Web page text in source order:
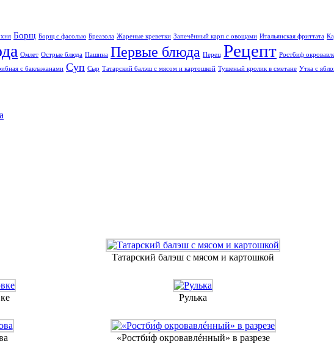
Борщ Борщ с фасолью Бреазола Жареные креветки Запечённый карп с овощами Итальянская фриттата
Омлет Острые блюда Пашина Первые блюда Перец Рецепт Ростбиф
с баклажанами Суп Сыр Татарский балэш с мясом и картошкой Тушеный кролик в сметане Утка с
Татарский балэш с мясом и картошкой
Рулька
«Ростби́ф окровавлéнный» в разрезе